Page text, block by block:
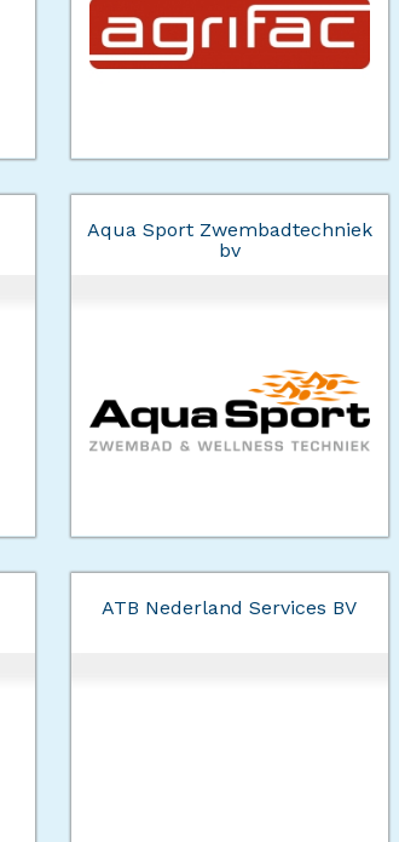
Aqua Sport Zwembadtechniek
bv
ATB Nederland Services BV